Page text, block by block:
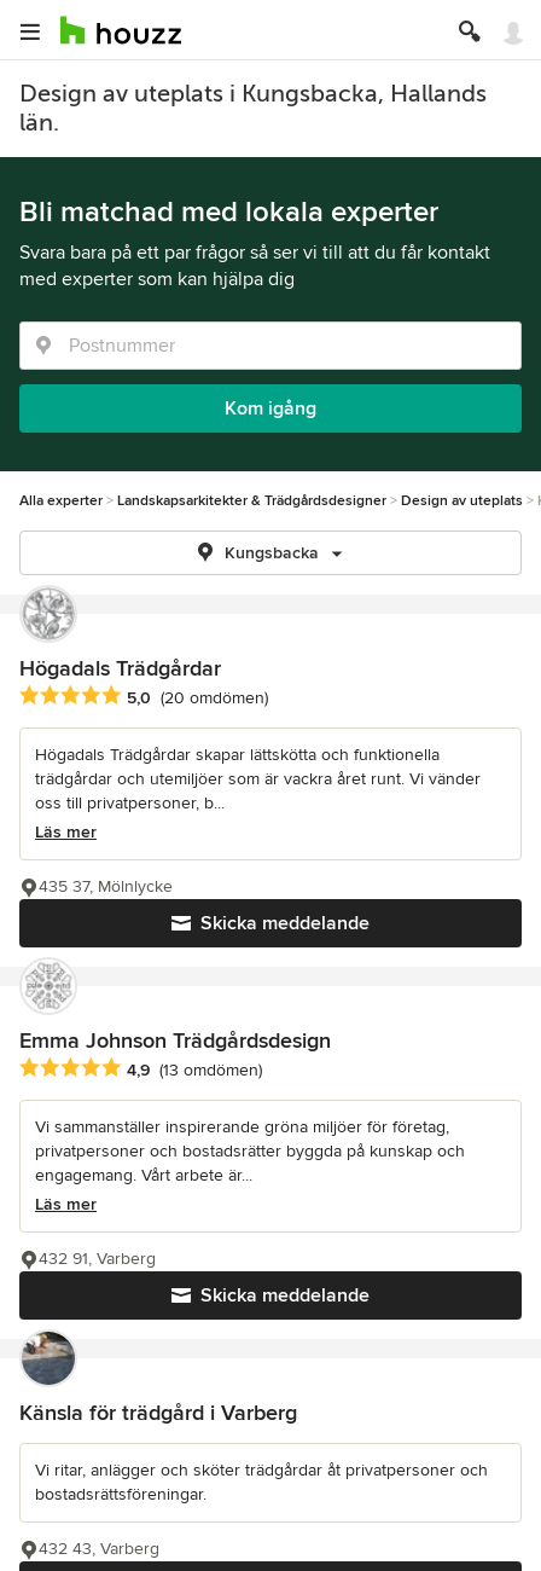
Design av uteplats i Kungsbacka, Hallands
län.
Bli matchad med lokala experter
Svara bara på ett par frågor så ser vi till att du får kontakt
med experter som kan hjälpa dig
Kom igång
Alla experter Landskapsarkitekter & Trädgårdsdesigner Design av uteplats
Kungsbacka
Högadals Trädgårdar
Genomsnittligt omdöme: 5 av 5 stjärnor
5,0 (20 omdömen)
Högadals Trädgårdar skapar lättskötta och funktionella
trädgårdar och utemiljöer som är vackra året runt. Vi vänder
oss till privatpersoner, b...
Läs mer
Skicka meddelande
435 37, Mölnlycke
Emma Johnson Trädgårdsdesign
Genomsnittligt omdöme: 4.9 av 5 stjärnor
4,9 (13 omdömen)
Vi sammanställer inspirerande gröna miljöer för företag,
privatpersoner och bostadsrätter byggda på kunskap och
engagemang. Vårt arbete är...
Läs mer
Skicka meddelande
432 91, Varberg
Känsla för trädgård i Varberg
Vi ritar, anlägger och sköter trädgårdar åt privatpersoner och
bostadsrättsföreningar.
432 43, Varberg